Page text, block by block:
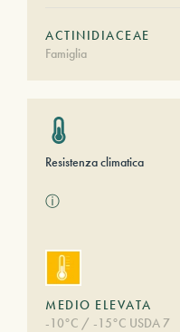
ACTINIDIACEAE
Famiglia
Resistenza climatica
ⓘ
MEDIO ELEVATA
-10°C / -15°C USDA 7